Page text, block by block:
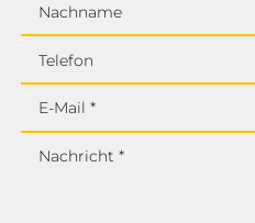
Nachname
Telefon
E-Mail *
Nachricht *